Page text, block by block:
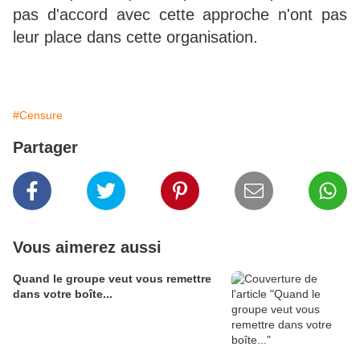
pas d'accord avec cette approche n'ont pas
leur place dans cette organisation.
#Censure
Partager
Vous aimerez aussi
Quand le groupe veut vous remettre
dans votre boîte...